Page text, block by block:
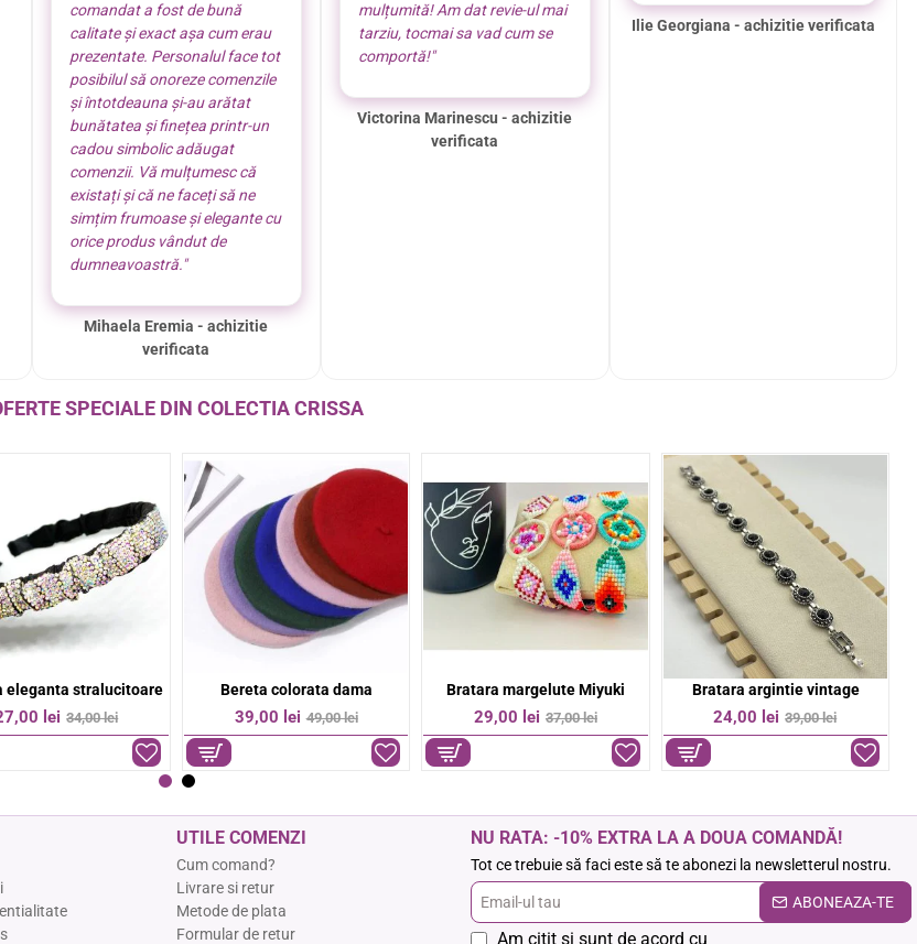
comandat a fost de bună
calitate și exact așa cum erau
prezentate. Personalul face tot
posibilul să onoreze comenzile
și întotdeauna și-au arătat
bunătatea și finețea printr-un
cadou simbolic adăugat
comenzii. Vă mulțumesc că
existați și că ne faceți să ne
simțim frumoase și elegante cu
orice produs vândut de
dumneavoastră."
Mihaela Eremia - achizitie
verificata
mulțumită! Am dat revie-ul mai
tarziu, tocmai sa vad cum se
comportă!"
Victorina Marinescu - achizitie
verificata
Ilie Georgiana - achizitie verificata
SPECIALE DIN COLECTIA CRISSA
-36%
colorata margelute fine
9,00 lei 14,00 lei
-17%
Bratara colorata otel inoxidabil
74,00 lei 89,00 lei
-50%
Bratara colorata pe snur
6,00 lei 12,00 lei
-14%
Bratara Cruce otel inoxidabil
37,00 lei 43,00 lei
UTILE COMENZI
Cum comand?
Livrare si retur
Metode de plata
Formular de retur
NU RATA: -10% EXTRA LA A DOUA COMANDĂ!
Tot ce trebuie să faci este să te abonezi la newsletterul nostru.
Email-
ul
ABONEAZA-TE
Am citit şi sunt de acord cu